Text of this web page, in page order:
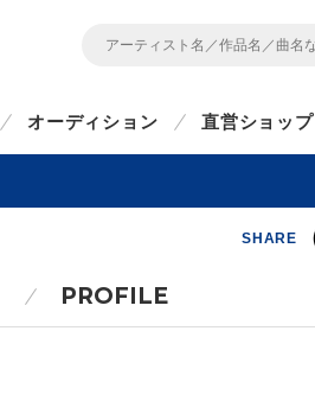
オーディション 直営ショップ
SHARE
PROFILE